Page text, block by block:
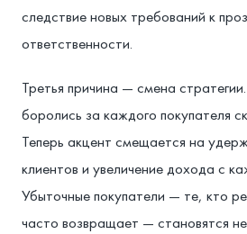
следствие новых требований к
ответственности.
Третья причина — смена
боролись за каждого покупателя
Теперь акцент смещается на
клиентов и увеличение дохода с
Убыточные покупатели — те, кто
часто возвращает — становятся